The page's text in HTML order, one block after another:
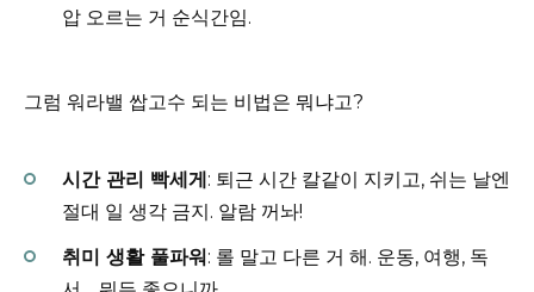
압 오르는 거 순식간임.
그럼 워라밸 쌉고수 되는 비법은 뭐냐고?
시간 관리 빡세게: 퇴근 시간 칼같이 지키고, 쉬는 날엔
절대 일 생각 금지. 알람 꺼놔!
취미 생활 풀파워: 롤 말고 다른 거 해. 운동, 여행, 독